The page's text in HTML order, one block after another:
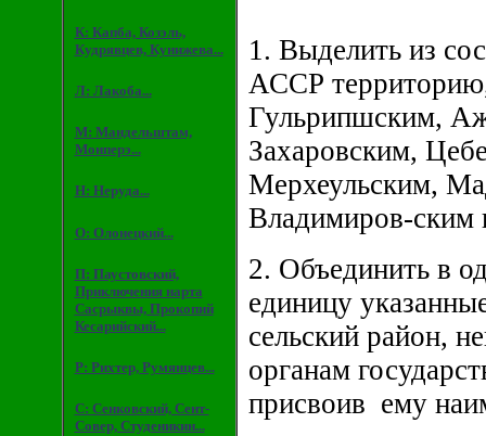
К: Капба, Козэль,
Кудрявцев, Кунижева...
Л: Лакоба...
М: Мандельштам,
Монперэ...
Н: Неруда...
О: Олонецкий...
П: Паустовский,
Приключения нарта
Сасрыквы, Прокопий
Кесарийский...
Р: Рихтер, Румянцев...
С: Сенковский, Сент-
Совер, Студеникин...
1. Выделить из
АССР
Гульрипшским,
Захаровским,
Мерхеульским,
Владимиров-ским
2. Объединить в
единицу
сельский район,
органам
присвоив ему